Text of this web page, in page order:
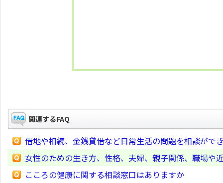
関連するFAQ
借地や相続、金銭貸借など日常生活の問題を相談がで
女性のための生き方、性格、夫婦、親子関係、職場や
こころの健康に関する相談窓口はありますか